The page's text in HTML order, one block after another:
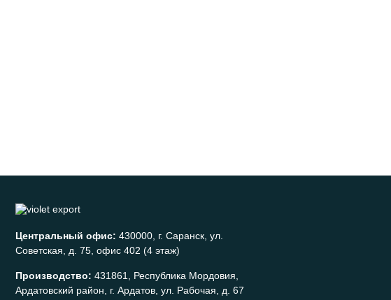
Центральный офис: 430000, г. Саранск, ул.
Советская, д. 75, офис 402 (4 этаж)
Производство: 431861, Республика Мордовия,
Ардатовский район, г. Ардатов, ул. Рабочая, д. 67